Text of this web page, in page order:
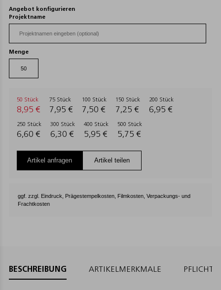
Angebot konfigurieren
Projektname
Menge
50 Stück
8,95 €
75 Stück
7,95 €
100 Stück
7,50 €
150 Stück
7,25 €
200 Stück
6,95 €
250 Stück
6,60 €
300 Stück
6,30 €
400 Stück
5,95 €
500 Stück
5,75 €
Artikel anfragen Artikel teilen
ggf. zzgl. Eindruck, Prägestempelkosten, Filmkosten, Verpackungs- und
Frachtkosten
BESCHREIBUNG ARTIKELMERKMALE